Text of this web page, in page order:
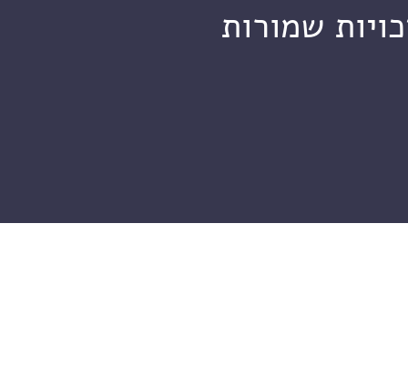
שמורות